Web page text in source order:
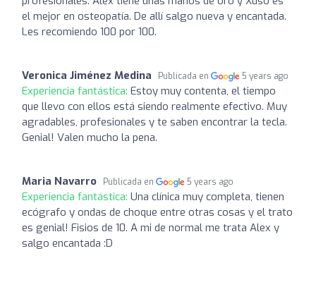
el mejor en osteopatía. De allí salgo nueva y encantada.
Les recomiendo 100 por 100.
Veronica Jiménez Medina Publicada en 5 years ago
Experiencia fantástica: Estoy muy contenta, el tiempo
que llevo con ellos está siendo realmente efectivo. Muy
agradables, profesionales y te saben encontrar la tecla.
Genial! Valen mucho la pena.
Maria Navarro Publicada en 5 years ago
Experiencia fantástica: Una clínica muy completa, tienen
ecógrafo y ondas de choque entre otras cosas y el trato
es genial! Fisios de 10. A mi de normal me trata Alex y
salgo encantada :D